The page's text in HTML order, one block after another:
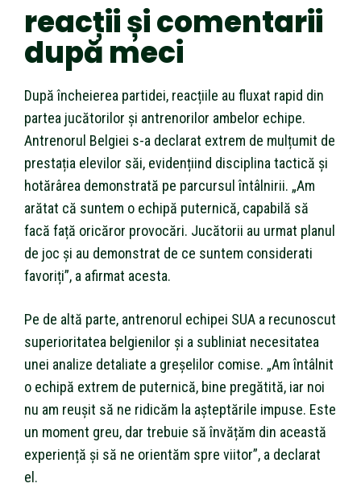
reacții și comentarii
după meci
După încheierea partidei, reacțiile au fluxat rapid din
partea jucătorilor și antrenorilor ambelor echipe.
Antrenorul Belgiei s-a declarat extrem de mulțumit de
prestația elevilor săi, evidențiind disciplina tactică și
hotărârea demonstrată pe parcursul întâlnirii. „Am
arătat că suntem o echipă puternică, capabilă să
facă față oricăror provocări. Jucătorii au urmat planul
de joc și au demonstrat de ce suntem considerati
favoriți”, a afirmat acesta.
Pe de altă parte, antrenorul echipei SUA a recunoscut
superioritatea belgienilor și a subliniat necesitatea
unei analize detaliate a greșelilor comise. „Am întâlnit
o echipă extrem de puternică, bine pregătită, iar noi
nu am reușit să ne ridicăm la așteptările impuse. Este
un moment greu, dar trebuie să învățăm din această
experiență și să ne orientăm spre viitor”, a declarat
el.